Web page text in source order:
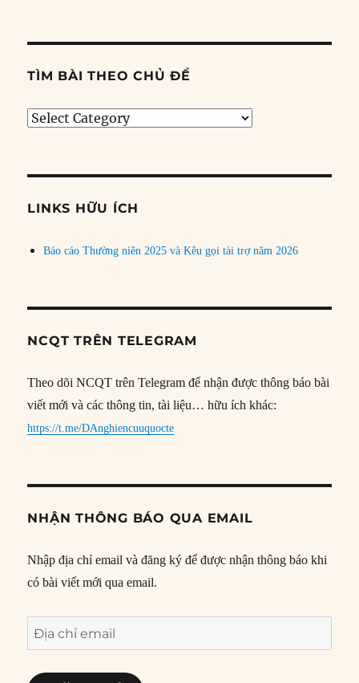
TÌM BÀI THEO CHỦ ĐỀ
Tìm
đề
LINKS HỮU ÍCH
Báo cáo Thường niên 2025 và Kêu gọi tài trợ năm 2026
NCQT TRÊN TELEGRAM
Theo dõi NCQT trên Telegram để nhận được thông báo bài
viết mới và các thông tin, tài liệu… hữu ích khác:
https://t.me/DAnghiencuuquocte
NHẬN THÔNG BÁO QUA EMAIL
Nhập địa chỉ email và đăng ký để được nhận thông báo khi
có bài viết mới qua email.
Địa
chỉ
email